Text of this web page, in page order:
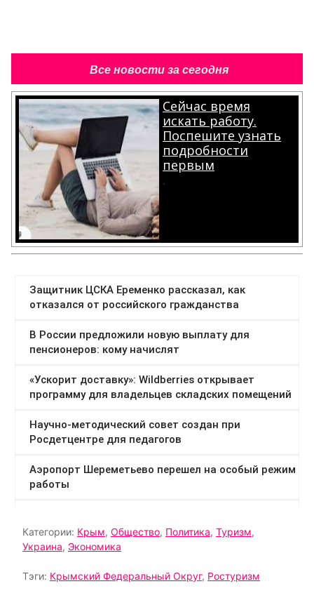
Все новости за сегодня
Сейчас время
искать работу.
Поспешите узнать
подробности
первым
.
Категории: Крым, Общество, Политика, Туризм,
Украина, Экономика
Тэги: Крымский Федеральный Округ, Ростуризм